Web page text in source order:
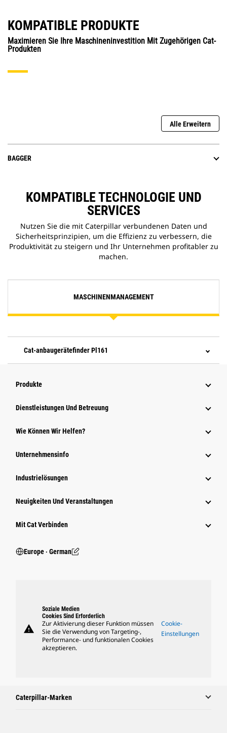
KOMPATIBLE PRODUKTE
Maximieren Sie Ihre Maschineninvestition Mit Zugehörigen Cat-
Produkten
Alle Erweitern
BAGGER
KOMPATIBLE TECHNOLOGIE UND
SERVICES
Nutzen Sie die mit Caterpillar verbundenen Daten und
Sicherheitsprinzipien, um die Effizienz zu verbessern, die
Produktivität zu steigern und Ihr Unternehmen profitabler zu
machen.
MASCHINENMANAGEMENT
Cat-anbaugerätefinder Pl161
Produkte
Dienstleistungen Und Betreuung
Wie Können Wir Helfen?
Unternehmensinfo
Industrielösungen
Neuigkeiten Und Veranstaltungen
Mit Cat Verbinden
Europe ‧ German
warning
Soziale Medien
Cookies Sind Erforderlich
Zur Aktivierung dieser Funktion müssen
Sie die Verwendung von Targeting-,
Performance- und funktionalen Cookies
akzeptieren.
Cookie-
Einstellungen
Caterpillar-Marken